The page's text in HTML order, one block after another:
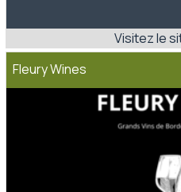
Fleury Wines